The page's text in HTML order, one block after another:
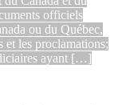
officiels
ou du Québec,
et les proclamations;
ayant […]